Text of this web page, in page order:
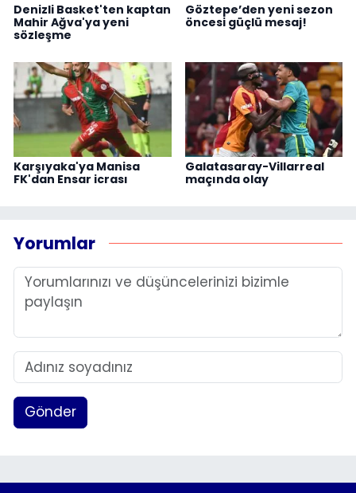
Denizli Basket'ten kaptan
Mahir Ağva'ya yeni
sözleşme
Göztepe’den yeni sezon
öncesi güçlü mesaj!
Karşıyaka'ya Manisa
FK'dan Ensar icrası
Galatasaray-Villarreal
maçında olay
Yorumlar
Gönder